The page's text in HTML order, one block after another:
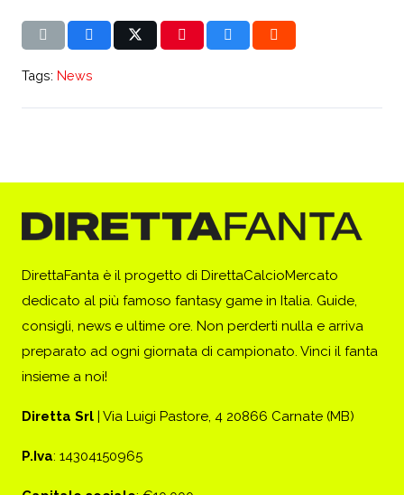
Tags: News
DirettaFanta è il progetto di DirettaCalcioMercato
dedicato al più famoso fantasy game in Italia. Guide,
consigli, news e ultime ore. Non perderti nulla e arriva
preparato ad ogni giornata di campionato. Vinci il fanta
insieme a noi!
Diretta Srl | Via Luigi Pastore, 4 20866 Carnate (MB)
P.Iva: 14304150965